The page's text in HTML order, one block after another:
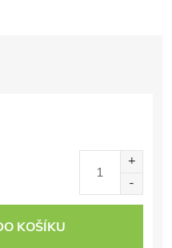
KOŠÍKU